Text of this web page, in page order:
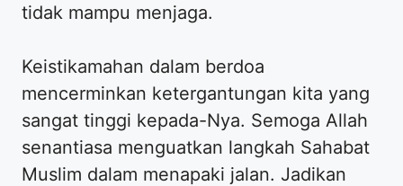
tidak mampu menjaga.
Keistikamahan dalam berdoa
mencerminkan ketergantungan kita yang
sangat tinggi kepada-Nya. Semoga Allah
senantiasa menguatkan langkah Sahabat
Muslim dalam menapaki jalan. Jadikan